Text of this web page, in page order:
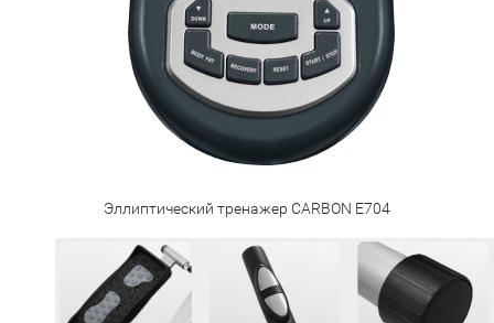
Эллиптический тренажер CARBON E704